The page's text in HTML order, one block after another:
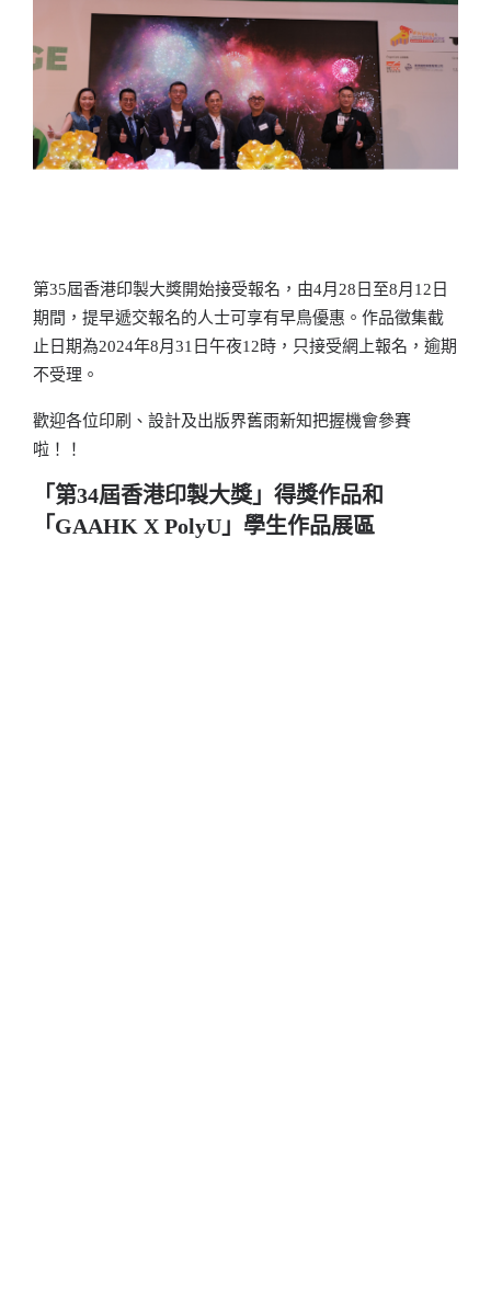
第35屆香港印製大獎開始接受報名，由4月28日至8月12日
期間，提早遞交報名的人士可享有早鳥優惠。作品徵集截
止日期為2024年8月31日午夜12時，只接受網上報名，逾期
不受理。
歡迎各位印刷、設計及出版界舊雨新知把握機會參賽
啦！！
「第34屆香港印製大獎」得獎作品和
「GAAHK X PolyU」學生作品展區